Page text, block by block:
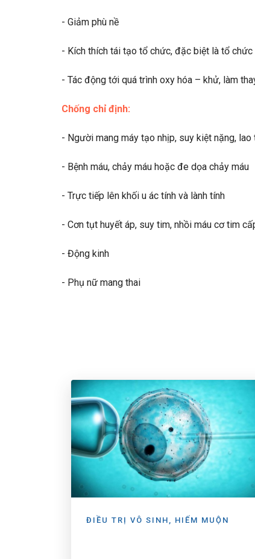
- Giảm phù nề
- Kích thích tái tạo tổ chức, đặc biệt là tổ
- Tác động tới quá trình oxy hóa – khử, làm
Chống chỉ định:
- Người mang máy tạo nhịp, suy kiệt nặng, lao
- Bệnh máu, chảy máu hoặc đe dọa chảy máu
- Trực tiếp lên khối u ác tính và lành tính
- Cơn tụt huyết áp, suy tim, nhồi máu cơ tim
- Động kinh
- Phụ nữ mang thai
ĐIỀU TRỊ VÔ SINH, HIẾM MUỘN